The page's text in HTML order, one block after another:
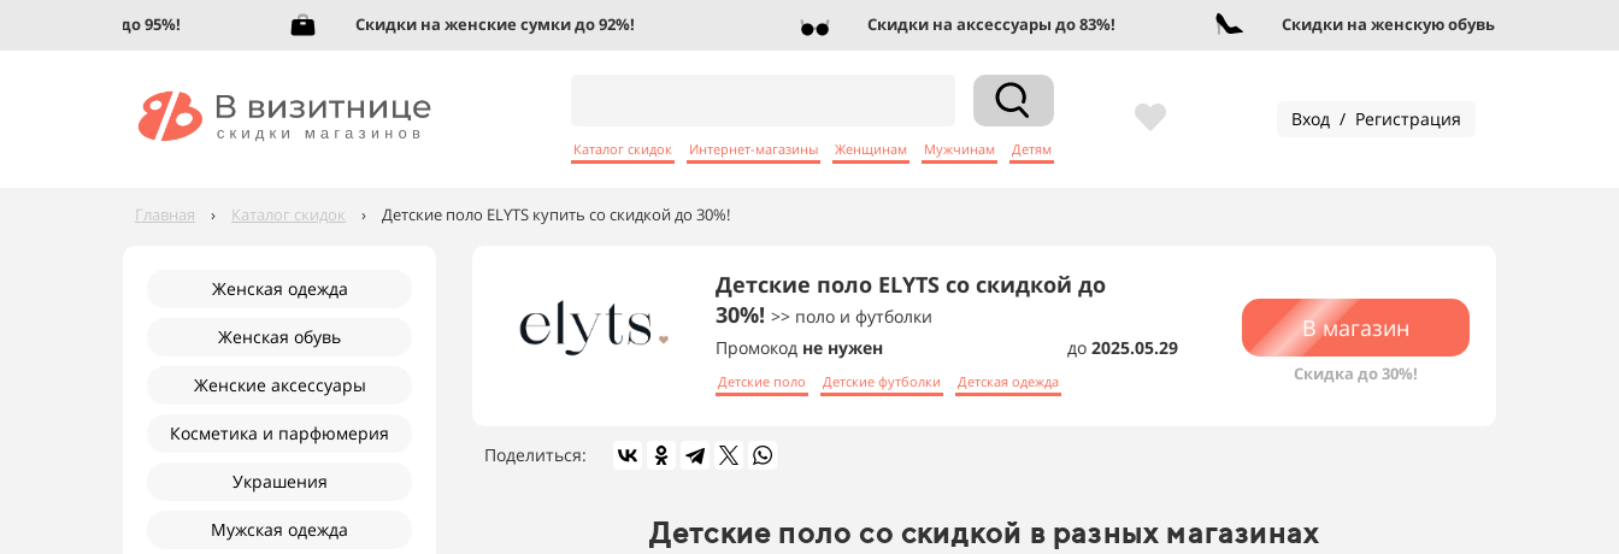
обувь до 95%! Скидки на женские сумки до 92%! Скидки на аксессуары до 83%! Скидки на женскую обувь до 95%!
Каталог скидок Интернет-магазины Женщинам Мужчинам Детям
Вход / Регистрация
Главная › Каталог скидок › Детские поло ELYTS купить со скидкой до 30%!
Женская одежда
Женская обувь
Женские аксессуары
Косметика и парфюмерия
Украшения
Мужская одежда
Детские поло ELYTS со скидкой до
30%! >> поло и футболки
Промокод не нужен до 2025.05.29
Детские поло Детские футболки Детская одежда
В магазин
Скидка до 30%!
Поделиться:
Детские поло со скидкой в разных магазинах